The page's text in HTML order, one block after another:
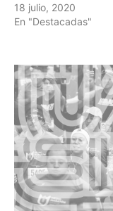
18 julio, 2020
En "Destacadas"